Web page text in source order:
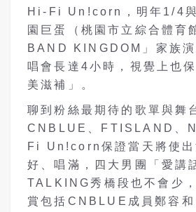
Hi-Fi Un!corn，明年1/4與
園巨蛋（桃園市立綜合體育
BAND KINGDOM」家族演
唱會長達4小時，視覺上也
美滋補」。
聊到粉絲最期待的歌單與舞
CNBLUE、FTISLAND、
Fi Un!corn保證當天將使出
好、唱滿，四大男團「愛講
TALKING秀橋段也不會少
賞包括CNBLUE成員鄭容和